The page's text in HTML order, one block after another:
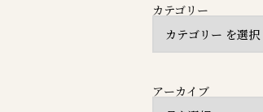
カテゴリー
アーカイブ